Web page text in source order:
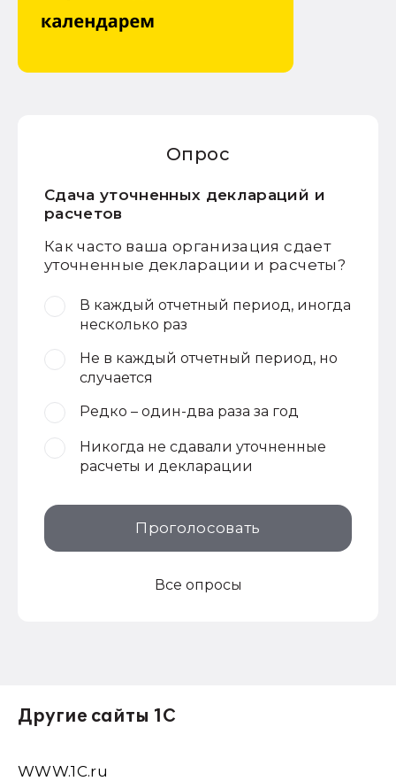
Опрос
Сдача уточненных деклараций и
расчетов
Как часто ваша организация сдает
уточненные декларации и расчеты?
В каждый отчетный период, иногда
несколько раз
Не в каждый отчетный период, но
случается
Редко – один-два раза за год
Никогда не сдавали уточненные
расчеты и декларации
Проголосовать
Все опросы
Другие сайты 1С
WWW.1С.ru